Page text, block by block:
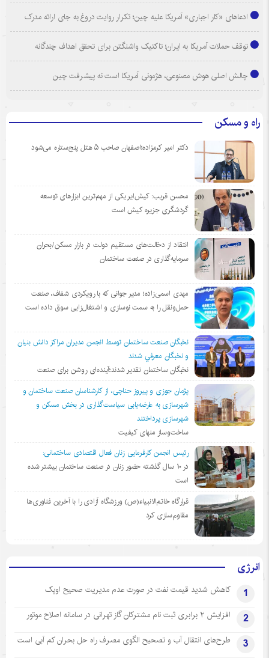
ادعاهای «کار اجباری» آمریکا علیه چین؛ تکرار روایت دروغ به جای ارائه مدرک
توقف حملات آمریکا به ایران؛ تاکتیک واشنگتن برای تحقق اهداف چندگانه
چالش اصلی هوش مصنوعی، هژمونی آمریکا است نه پیشرفت چین
راه و مسکن
دکتر امیر کرمزاده؛اصفهان صاحب ۵ هتل پنج‌ستاره می‌شود
محسن قریب: کیش‌ایر یکی از مهم‌ترین ابزارهای توسعه
گردشگری جزیره کیش است
انتقاد از دخالت‌های مستقیم دولت در بازار مسکن/بحران
سرمایه‌گذاری در صنعت ساختمان
مهدی اسمی‌زاده؛ مدیر جوانی که با رویکردی شفاف، صنعت
حمل‌ونقل را به سمت نوسازی و اشتغال‌زایی سوق داده است
نخبگان صنعت ساختمان توسط انجمن مديران مراكز دانش بنيان
و نخبگان معرفي شدند
نخبگان ساختمان تقدیر شدند؛آینده‌ای روشن برای صنعت
پژمان جوزی و پیروز حناچی، از کارشناسان صنعت ساختمان و
شهرسازی به عارضه‌یابی سیاست‌گذاری در بخش مسکن و
شهرسازی پرداختند
ساخت‌وساز منهای کیفیت
رئیس انجمن کارفرمایی زنان فعال اقتصادی ساختمانی:
در ١٠ سال گذشته حضور زنان در صنعت ساختمان بیشتر شده
است
قرارگاه خاتم‌الانبیاء(ص) ورزشگاه آزادی را با آخرین فناوری‌ها
مقاوم‌سازی کرد
انرژی
1 کاهش شدید قیمت نفت در صورت عدم مدیریت صحیح اوپک
2 افزایش ۲ برابری ثبت نام مشترکان گاز تهرانی‌ در سامانه اصلاح موتور
3 طرح‌های انتقال آب و تصحیح الگوی مصرف راه حل بحران کم آبی است